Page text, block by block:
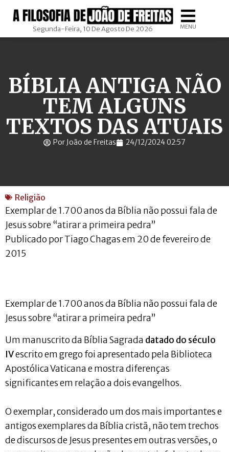
Segunda-Feira, 10 De Agosto De 2026 MENU
BÍBLIA ANTIGA NÃO
TEM ALGUNS
TEXTOS DAS ATUAIS
Por João de Freitas 24/12/2024 02:57
Religião
Exemplar de 1.700 anos da Bíblia não possui fala de
Jesus sobre “atirar a primeira pedra”
Publicado por Tiago Chagas em 20 de fevereiro de
2015
Exemplar de 1.700 anos da Bíblia não possui fala de
Jesus sobre “atirar a primeira pedra”
Um manuscrito da Bíblia Sagrada datado do século
IVescrito em grego foi apresentado pela Biblioteca
Apostólica Vaticana e mostra diferenças
significantes em relação a dois evangelhos.
O exemplar, considerado um dos mais importantes e
antigos exemplares da Bíblia cristã, não tem trechos
de discursos de Jesus presentes em outras versões, o